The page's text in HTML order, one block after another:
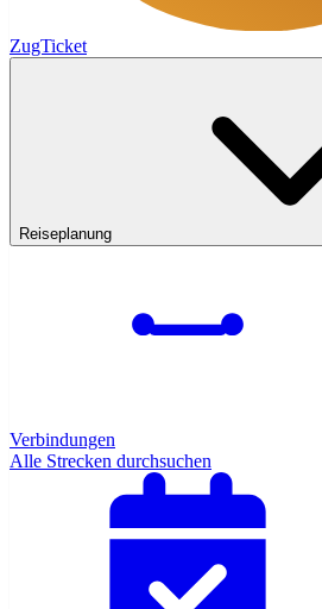
ZugTicket
Reiseplanung
Verbindungen
Alle Strecken durchsuchen